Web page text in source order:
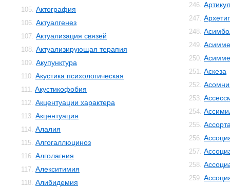
105. Актография
106. Актуалгенез
107. Актуализация связей
108. Актуализирующая терапия
109. Акупунктура
110. Акустика психологическая
111. Акустикофобия
112. Акцентуации характера
113. Акцентуация
114. Алалия
115. Алгогаллюциноз
116. Алголагния
117. Алекситимия
118. Алибидемия
246.
247.
248.
249.
250.
251. Аскеза
252.
253.
254.
255.
256.
257.
258.
259.